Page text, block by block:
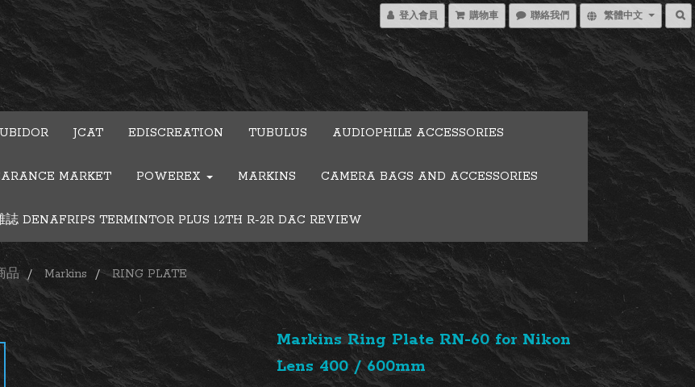
登入會員 購物車 聯絡我們 繁體中文
JCAT EDISCREATION TUBULUS AUDIOPHILE ACCESSORIES
MARKET POWEREX MARKINS CAMERA BAGS AND ACCESSORIES
DENAFRIPS TERMINTOR PLUS 12TH R-2R DAC REVIEW
品 Markins RING PLATE
Markins Ring Plate RN-60 for Nikon
Lens 400 / 600mm